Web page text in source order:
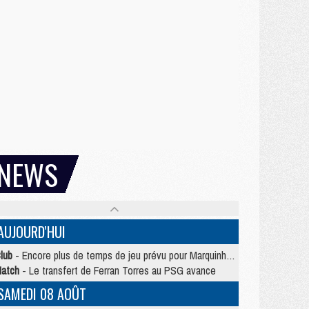
- Encore plus de temps de jeu prévu pour Marquinhos et les Portugais en Supercoupe
- Le transfert de Ferran Torres au PSG avance
08 AOÛT